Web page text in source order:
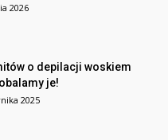
2026
o depilacji woskiem
je!
2025